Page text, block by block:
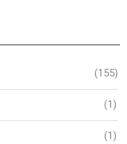
(155)
(1)
(1)